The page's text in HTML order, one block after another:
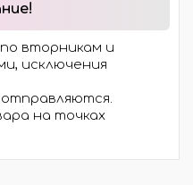
вторникам и
исключения
отправляются.
на точках